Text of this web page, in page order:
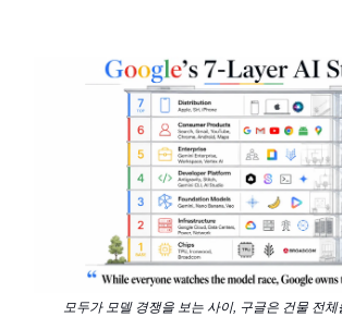
모두가 모델 경쟁을 보는 사이, 구글은 건물 전체